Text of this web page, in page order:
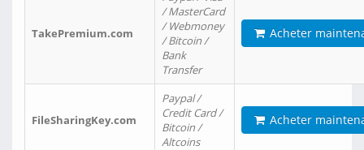
TakePremium.com
/ MasterCard
/ Webmoney
/ Bitcoin /
Bank
Transfer
Acheter
FileSharingKey.com
Paypal /
Credit Card /
Bitcoin /
Altcoins
Acheter